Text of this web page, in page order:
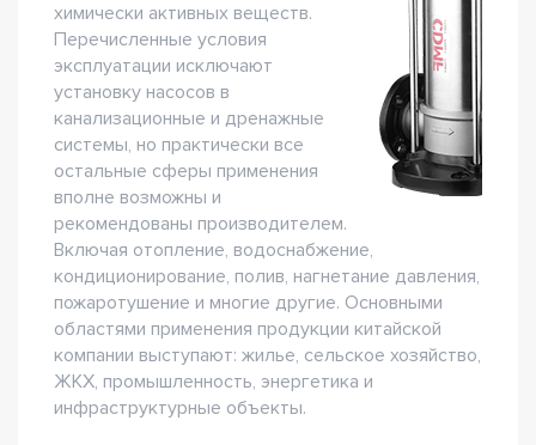
химически активных веществ.
Перечисленные условия
эксплуатации исключают
установку насосов в
канализационные и дренажные
системы, но практически все
остальные сферы применения
вполне возможны и
рекомендованы производителем.
Включая отопление, водоснабжение,
кондиционирование, полив, нагнетание давления,
пожаротушение и многие другие. Основными
областями применения продукции китайской
компании выступают: жилье, сельское хозяйство,
ЖКХ, промышленность, энергетика и
инфраструктурные объекты.